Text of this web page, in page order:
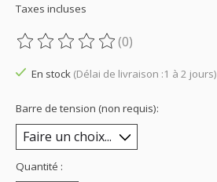
Taxes incluses
Ce produit est évalué à
(0)
En stock (Délai de livraison :1 à 2 jours)
Barre de tension (non requis):
Quantité :